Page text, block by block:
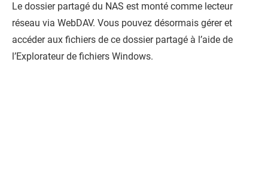
Le dossier partagé du NAS est monté comme lecteur
réseau via WebDAV. Vous pouvez désormais gérer et
accéder aux fichiers de ce dossier partagé à l’aide de
l’Explorateur de fichiers Windows.